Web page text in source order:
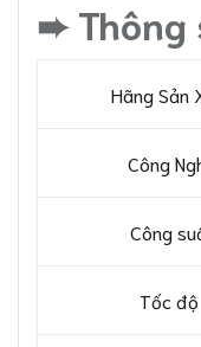
➨ Thông
Hãng Sản
Công
Công
Tốc độ